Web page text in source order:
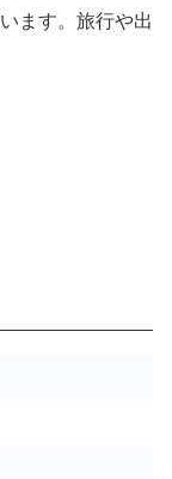
ます。旅行や出